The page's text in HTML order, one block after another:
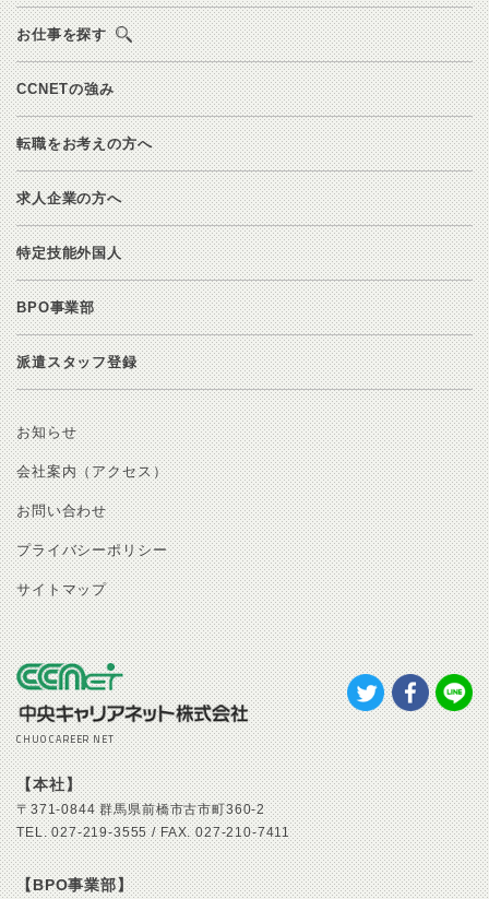
CHUO CAREER NET
【本社】
〒371-0844 群馬県前橋市古市町360-2
TEL. 027-219-3555 / FAX. 027-210-7411
【BPO事業部】
お仕事を探す
CCNETの強み
転職をお考えの方へ
求人企業の方へ
特定技能外国人
BPO事業部
派遣スタッフ登録
お知らせ
会社案内（アクセス）
お問い合わせ
プライバシーポリシー
サイトマップ